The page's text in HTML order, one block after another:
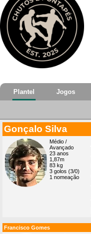
Plantel Jogos
Gonçalo Silva
Médio /
Avançado
23 anos
1,87m
83 kg
3 golos (3/0)
1 nomeação
Francisco Gomes